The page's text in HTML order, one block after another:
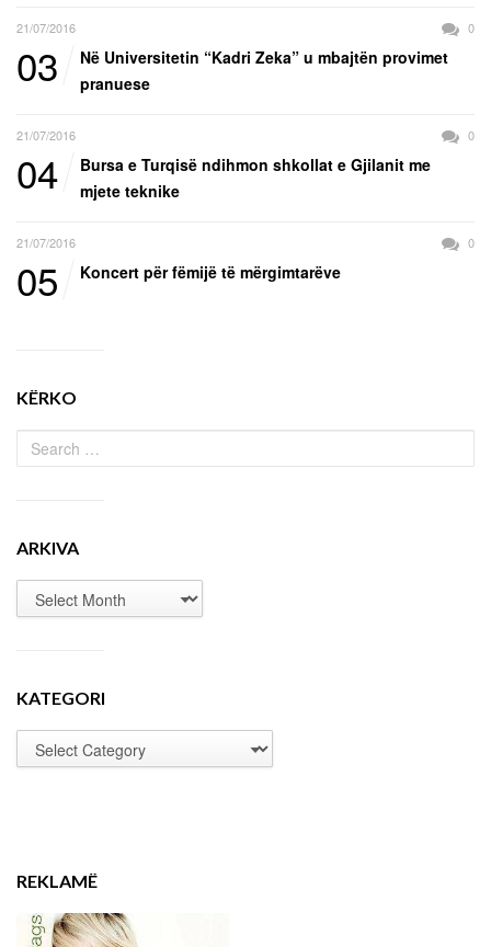
21/07/2016 0
03
Në Universitetin “Kadri Zeka” u mbajtën provimet
pranuese
21/07/2016 0
04
Bursa e Turqisë ndihmon shkollat e Gjilanit me
mjete teknike
21/07/2016 0
05 Koncert për fëmijë të mërgimtarëve
KËRKO
ARKIVA
KATEGORI
REKLAMË